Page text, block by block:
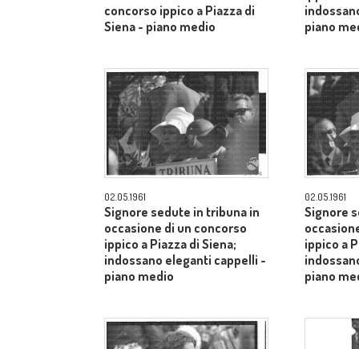
concorso ippico a Piazza di
Siena - piano medio
piano
02.05.1961
Signore sedute in tribuna in
occasione di un concorso
ippico a Piazza di Siena;
indossano eleganti cappelli -
piano medio
02.05.1961
Signore
ippico a
piano